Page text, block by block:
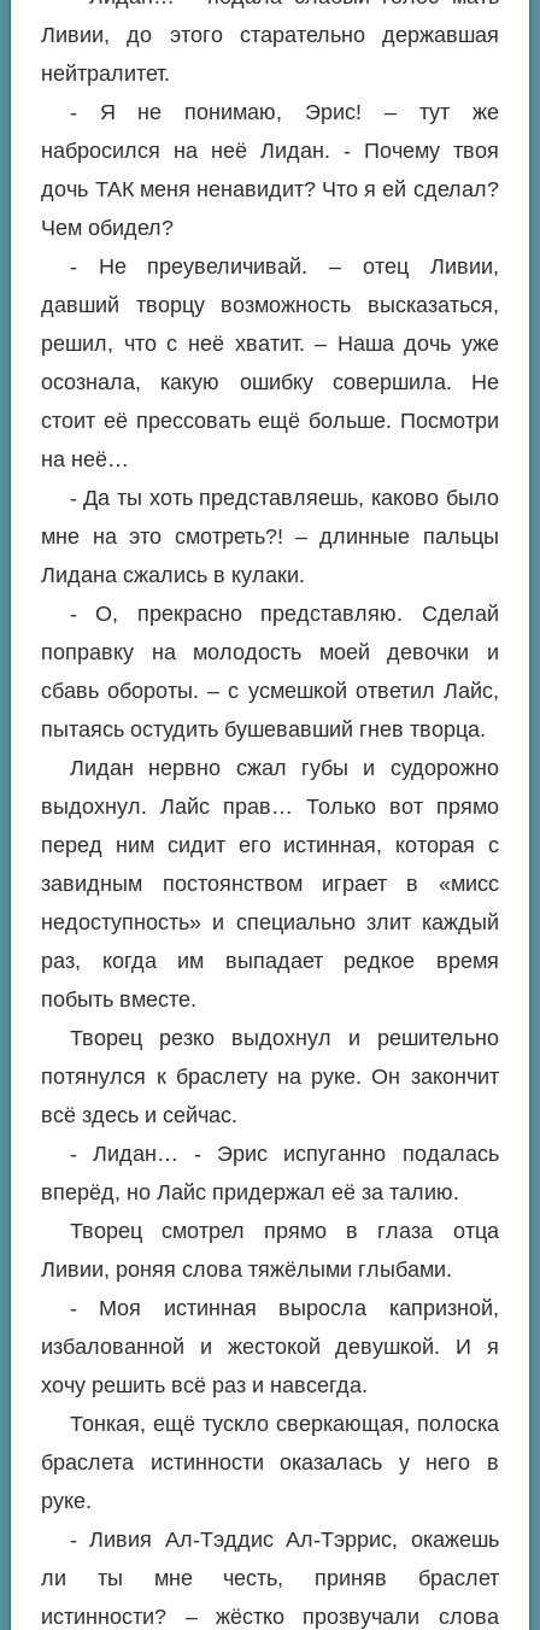
Ливии, до этого старательно державшая
нейтралитет.
- Я не понимаю, Эрис! – тут же
набросился на неё Лидан. - Почему твоя
дочь ТАК меня ненавидит? Что я ей сделал?
Чем обидел?
- Не преувеличивай. – отец Ливии,
давший творцу возможность высказаться,
решил, что с неё хватит. – Наша дочь уже
осознала, какую ошибку совершила. Не
стоит её прессовать ещё больше. Посмотри
на неё…
- Да ты хоть представляешь, каково было
мне на это смотреть?! – длинные пальцы
Лидана сжались в кулаки.
- О, прекрасно представляю. Сделай
поправку на молодость моей девочки и
сбавь обороты. – с усмешкой ответил Лайс,
пытаясь остудить бушевавший гнев творца.
Лидан нервно сжал губы и судорожно
выдохнул. Лайс прав… Только вот прямо
перед ним сидит его истинная, которая с
завидным постоянством играет в «мисс
недоступность» и специально злит каждый
раз, когда им выпадает редкое время
побыть вместе.
Творец резко выдохнул и решительно
потянулся к браслету на руке. Он закончит
всё здесь и сейчас.
- Лидан… - Эрис испуганно подалась
вперёд, но Лайс придержал её за талию.
Творец смотрел прямо в глаза отца
Ливии, роняя слова тяжёлыми глыбами.
- Моя истинная выросла капризной,
избалованной и жестокой девушкой. И я
хочу решить всё раз и навсегда.
Тонкая, ещё тускло сверкающая, полоска
браслета истинности оказалась у него в
руке.
- Ливия Ал-Тэддис Ал-Тэррис, окажешь
ли ты мне честь, приняв браслет
истинности? – жёстко прозвучали слова